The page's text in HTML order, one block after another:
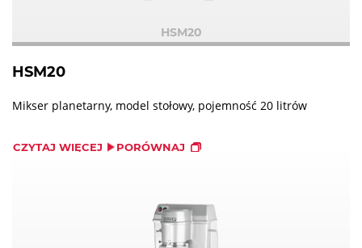
HSM20
HSM20
Mikser planetarny, model stołowy, pojemność 20 litrów
CZYTAJ WIĘCEJ PORÓWNAJ